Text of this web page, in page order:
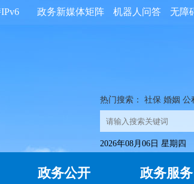
无障
机器人问答
政务新媒体矩阵
热门搜索： 社保 婚姻 公
2026年08月06日 星期四
政务公开 政务服务